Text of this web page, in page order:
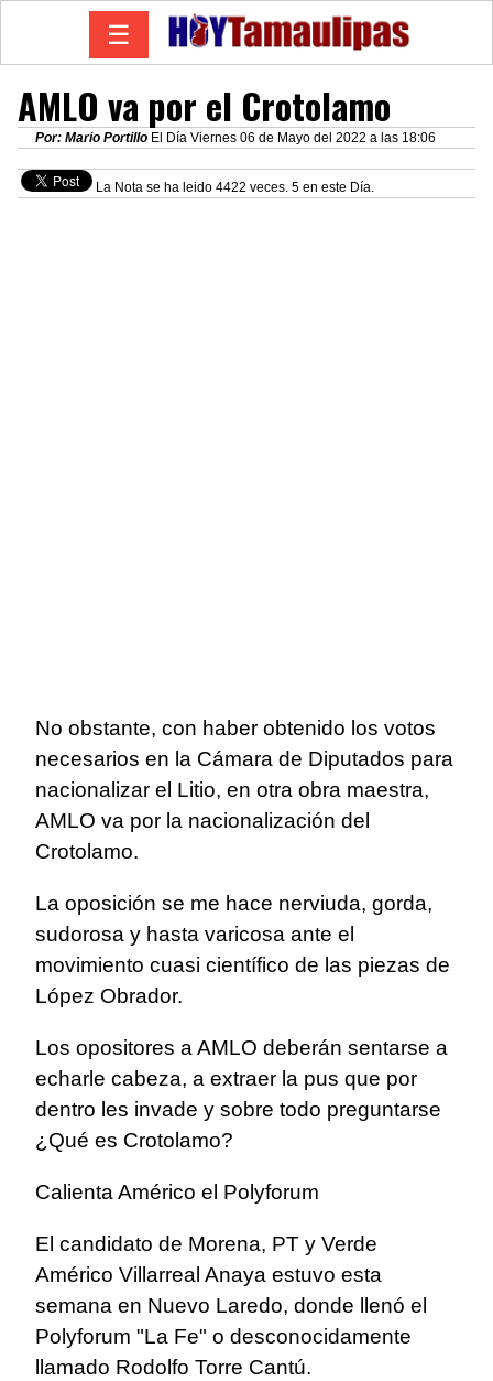
☰
AMLO va por el Crotolamo
Por: Mario Portillo El Día Viernes 06 de Mayo del 2022 a las 18:06
La Nota se ha leido 4422 veces. 5 en este Día.
No obstante, con haber obtenido los votos
necesarios en la Cámara de Diputados para
nacionalizar el Litio, en otra obra maestra,
AMLO va por la nacionalización del
Crotolamo.
La oposición se me hace nerviuda, gorda,
sudorosa y hasta varicosa ante el
movimiento cuasi científico de las piezas de
López Obrador.
Los opositores a AMLO deberán sentarse a
echarle cabeza, a extraer la pus que por
dentro les invade y sobre todo preguntarse
¿Qué es Crotolamo?
Calienta Américo el Polyforum
El candidato de Morena, PT y Verde
Américo Villarreal Anaya estuvo esta
semana en Nuevo Laredo, donde llenó el
Polyforum "La Fe" o desconocidamente
llamado Rodolfo Torre Cantú.